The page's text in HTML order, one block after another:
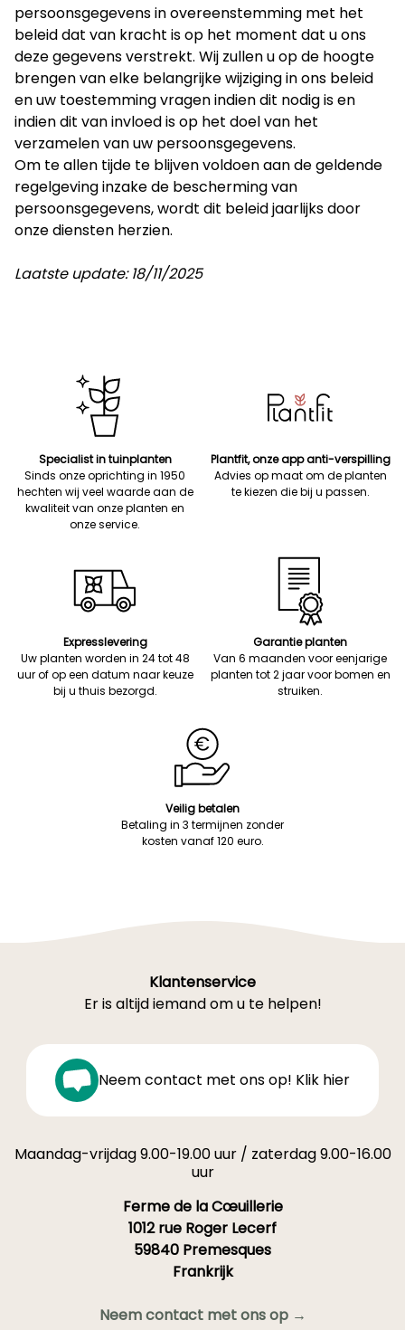
persoonsgegevens in overeenstemming met het
beleid dat van kracht is op het moment dat u ons
deze gegevens verstrekt. Wij zullen u op de hoogte
brengen van elke belangrijke wijziging in ons beleid
en uw toestemming vragen indien dit nodig is en
indien dit van invloed is op het doel van het
verzamelen van uw persoonsgegevens.
Om te allen tijde te blijven voldoen aan de geldende
regelgeving inzake de bescherming van
persoonsgegevens, wordt dit beleid jaarlijks door
onze diensten herzien.
Laatste update: 18/11/2025
Specialist in tuinplanten
Sinds onze oprichting in 1950
hechten wij veel waarde aan de
kwaliteit van onze planten en
onze service.
Plantfit, onze app anti-verspilling
Advies op maat om de planten
te kiezen die bij u passen.
Expresslevering
Uw planten worden in 24 tot 48
uur of op een datum naar keuze
bij u thuis bezorgd.
Garantie planten
Van 6 maanden voor eenjarige
planten tot 2 jaar voor bomen en
struiken.
Veilig betalen
Betaling in 3 termijnen zonder
kosten vanaf 120 euro.
Klantenservice
Er is altijd iemand om u te helpen!
Neem contact met ons op! Klik hier
Maandag-vrijdag 9.00-19.00 uur / zaterdag 9.00-16.00
uur
Ferme de la Cœuillerie
1012 rue Roger Lecerf
59840 Premesques
Frankrijk
Neem contact met ons op →